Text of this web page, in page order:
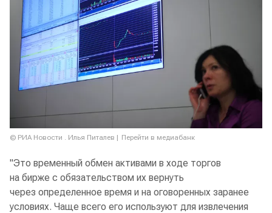
© РИА Новости . Илья Питалев Перейти в медиабанк
"Это временный обмен активами в ходе торгов
на бирже с обязательством их вернуть
через определенное время и на оговоренных заранее
условиях. Чаще всего его используют для извлечения